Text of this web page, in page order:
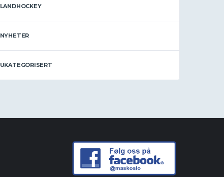
LANDHOCKEY
NYHETER
UKATEGORISERT